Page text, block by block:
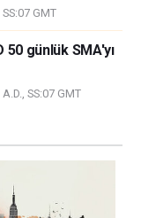
GMT
50 günlük SMA'yı
SS:07 GMT